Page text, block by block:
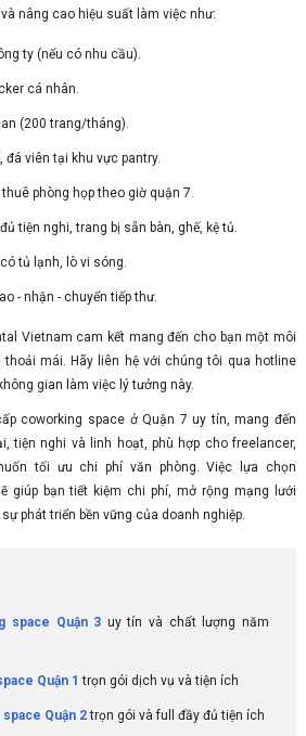
nâng cao hiệu suất làm việc như:
ty (nếu có nhu cầu).
cá nhân.
(200 trang/tháng).
đá viên tại khu vực pantry.
phòng họp theo giờ quận 7.
tiện nghi, trang bị sẵn bàn, ghế, kệ tủ.
tủ lạnh, lò vi sóng.
- nhận - chuyển tiếp thư.
Vietnam cam kết mang đến cho bạn một môi
mái. Hãy liên hệ với chúng tôi qua hotline
gian làm việc lý tưởng này.
coworking space ở Quận 7 uy tín, mang đến
tiện nghi và linh hoạt, phù hợp cho freelancer,
tối ưu chi phí văn phòng. Việc lựa chọn
giúp bạn tiết kiệm chi phí, mở rộng mạng lưới
phát triển bền vững của doanh nghiệp.
space Quận 3 uy tín và chất lượng năm
Quận 1 trọn gói dịch vụ và tiện ích
Quận 2trọn gói và full đầy đủ tiện ích